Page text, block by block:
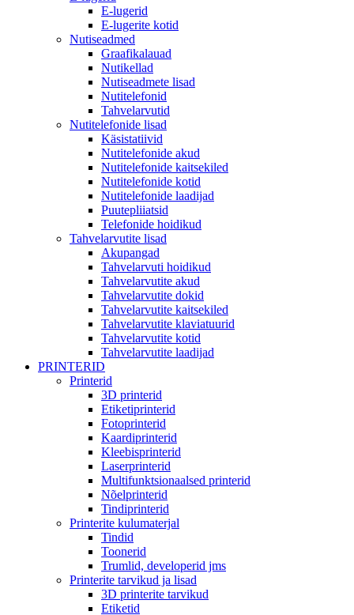
E-lugerid
E-lugerite kotid
Nutiseadmed
Graafikalauad
Nutikellad
Nutiseadmete lisad
Nutitelefonid
Tahvelarvutid
Nutitelefonide lisad
Käsistatiivid
Nutitelefonide akud
Nutitelefonide kaitsekiled
Nutitelefonide kotid
Nutitelefonide laadijad
Puutepliiatsid
Telefonide hoidikud
Tahvelarvutite lisad
Akupangad
Tahvelarvuti hoidikud
Tahvelarvutite akud
Tahvelarvutite dokid
Tahvelarvutite kaitsekiled
Tahvelarvutite klaviatuurid
Tahvelarvutite kotid
Tahvelarvutite laadijad
PRINTERID
Printerid
3D printerid
Etiketiprinterid
Fotoprinterid
Kaardiprinterid
Kleebisprinterid
Laserprinterid
Multifunktsionaalsed printerid
Nõelprinterid
Tindiprinterid
Printerite kulumaterjal
Tindid
Toonerid
Trumlid, developerid jms
Printerite tarvikud ja lisad
3D printerite tarvikud
Etiketid